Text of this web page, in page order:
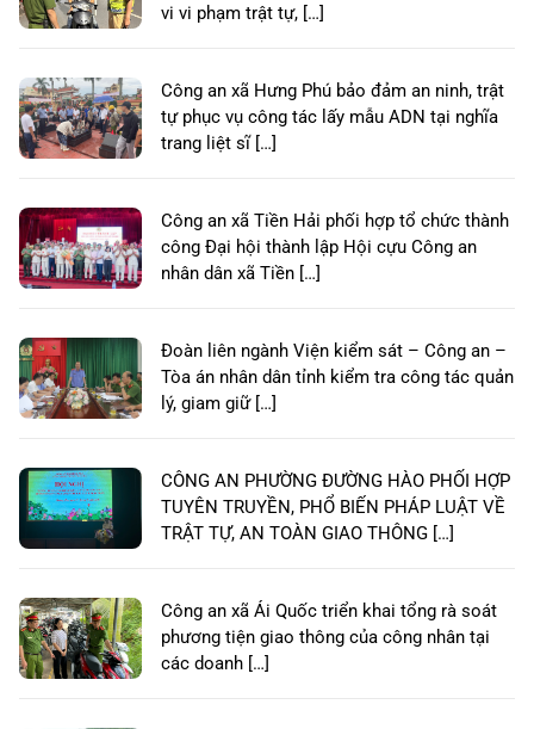
vi vi phạm trật tự, […]
Công an xã Hưng Phú bảo đảm an ninh, trật
tự phục vụ công tác lấy mẫu ADN tại nghĩa
trang liệt sĩ […]
Công an xã Tiền Hải phối hợp tổ chức thành
công Đại hội thành lập Hội cựu Công an
nhân dân xã Tiền […]
Đoàn liên ngành Viện kiểm sát – Công an –
Tòa án nhân dân tỉnh kiểm tra công tác quản
lý, giam giữ […]
CÔNG AN PHƯỜNG ĐƯỜNG HÀO PHỐI HỢP
TUYÊN TRUYỀN, PHỔ BIẾN PHÁP LUẬT VỀ
TRẬT TỰ, AN TOÀN GIAO THÔNG […]
Công an xã Ái Quốc triển khai tổng rà soát
phương tiện giao thông của công nhân tại
các doanh […]